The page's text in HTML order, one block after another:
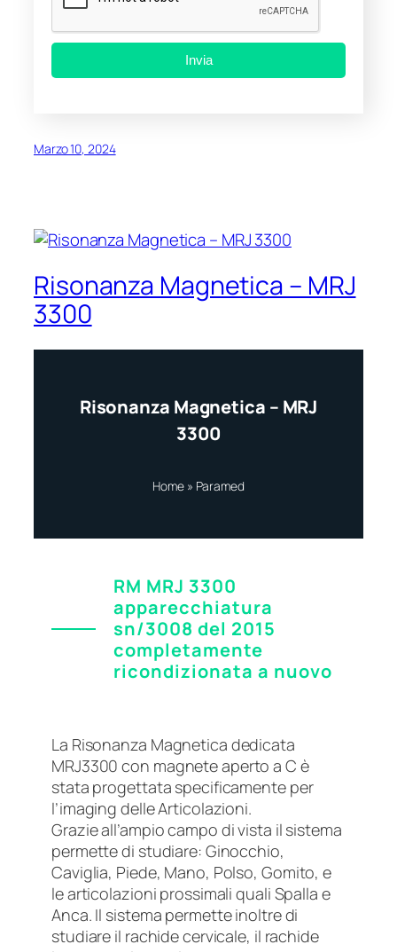
Invia
Marzo 10, 2024
Risonanza Magnetica – MRJ
3300
Risonanza Magnetica – MRJ
3300
Home» Paramed
RM MRJ 3300
apparecchiatura
sn/3008 del 2015
completamente
ricondizionata a nuovo
La Risonanza Magnetica dedicata
MRJ3300 con magnete aperto a C è
stata progettata specificamente per
l’imaging delle Articolazioni.
Grazie all’ampio campo di vista il sistema
permette di studiare: Ginocchio,
Caviglia, Piede, Mano, Polso, Gomito, e
le articolazioni prossimali quali Spalla e
Anca. Il sistema permette inoltre di
studiare il rachide cervicale, il rachide